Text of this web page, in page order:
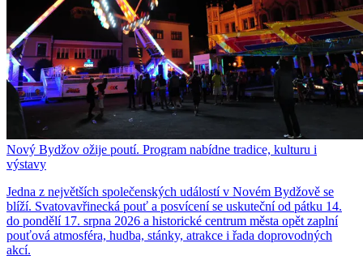
Nový Bydžov ožije poutí. Program nabídne tradice, kulturu i
výstavy
Jedna z největších společenských událostí v Novém Bydžově se
blíží. Svatovavřinecká pouť a posvícení se uskuteční od pátku 14.
do pondělí 17. srpna 2026 a historické centrum města opět zaplní
pouťová atmosféra, hudba, stánky, atrakce i řada doprovodných
akcí.